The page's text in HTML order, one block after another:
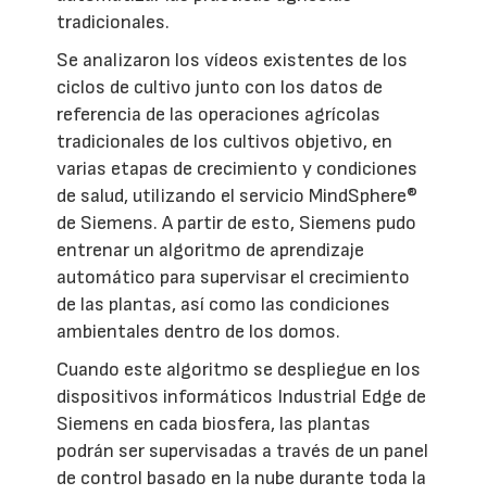
tradicionales.
Se analizaron los vídeos existentes de los
ciclos de cultivo junto con los datos de
referencia de las operaciones agrícolas
tradicionales de los cultivos objetivo, en
varias etapas de crecimiento y condiciones
de salud, utilizando el servicio MindSphere®
de Siemens. A partir de esto, Siemens pudo
entrenar un algoritmo de aprendizaje
automático para supervisar el crecimiento
de las plantas, así como las condiciones
ambientales dentro de los domos.
Cuando este algoritmo se despliegue en los
dispositivos informáticos Industrial Edge de
Siemens en cada biosfera, las plantas
podrán ser supervisadas a través de un panel
de control basado en la nube durante toda la